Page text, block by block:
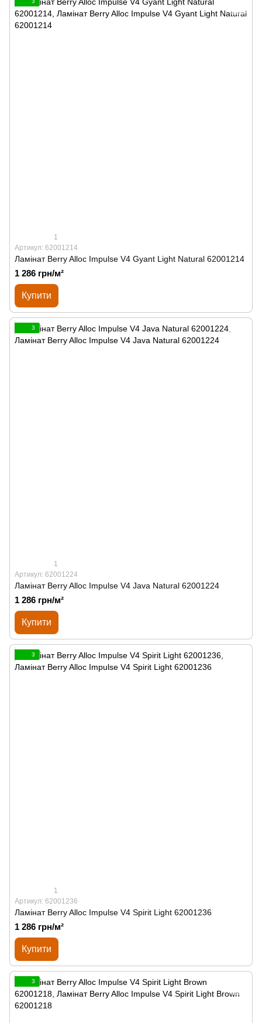
1
Артикул: 62001214
Ламінат Berry Alloc Impulse V4 Gyant Light Natural 62001214
1 286 грн/м²
Купити
3
1
Артикул: 62001224
Ламінат Berry Alloc Impulse V4 Java Natural 62001224
1 286 грн/м²
Купити
3
1
Артикул: 62001236
Ламінат Berry Alloc Impulse V4 Spirit Light 62001236
1 286 грн/м²
Купити
3